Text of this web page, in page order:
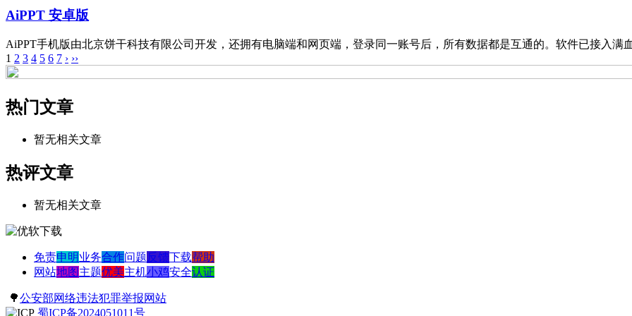
AiPPT 安卓版
AiPPT手机版由北京饼干科技有限公司开发，还拥有电脑端和网页端，登录同一账号后，所有数据都是互通的。软件已接入满血
1 2 3 4 5 6 7 › ››
热门文章
暂无相关文章
热评文章
暂无相关文章
免责申明业务合作问题反馈下载帮助
网站地图 主题优美主机小鸡安全认证
🌳公安部网络违法犯罪举报网站
蜀ICP备2024051011号